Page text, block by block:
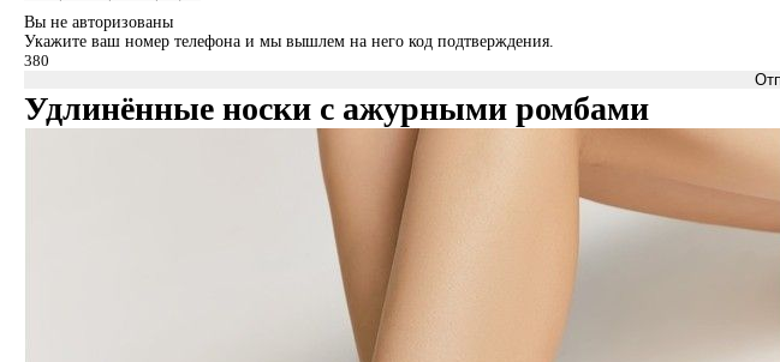
Вы не авторизованы
Укажите ваш номер телефона и мы вышлем на него код подтверждения.
Удлинённые носки с ажурными ромбами